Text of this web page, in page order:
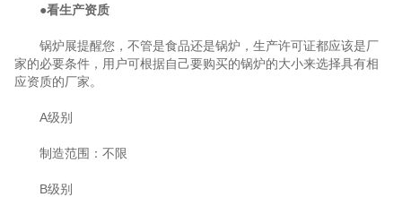
●看生产资质
锅炉展提醒您，不管是食品还是锅炉，生产许可证都应该是厂
家的必要条件，用户可根据自己要购买的锅炉的大小来选择具有相
应资质的厂家。
A级别
制造范围：不限
B级别